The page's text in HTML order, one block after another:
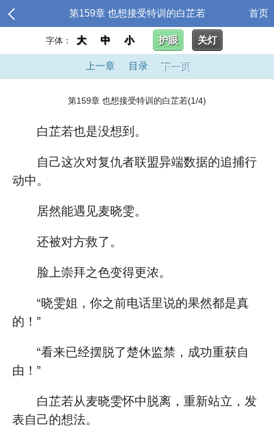
第159章 也想接受特训的白芷若 首页
字体： 大 中 小 护眼 关灯
上一章 目录 下一页
第159章 也想接受特训的白芷若(1/4)
白芷若也是没想到。
自己这次对复仇者联盟异端数据的追捕行
动中。
居然能遇见麦晓雯。
还被对方救了。
脸上崇拜之色变得更浓。
“晓雯姐，你之前电话里说的果然都是真
的！”
“看来已经摆脱了楚休监禁，成功重获自
由！”
白芷若从麦晓雯怀中脱离，重新站立，发
表自己的想法。